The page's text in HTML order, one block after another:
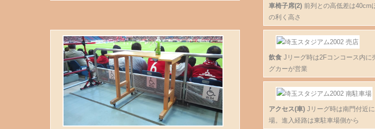
車椅子席(2)前列との高低差は40cm
の利く高さ
飲食Jリーグ時は2Fコンコース内に
グカーが営業
アクセス(車)Jリーグ時は南門付近
場。進入経路は東駐車場側から